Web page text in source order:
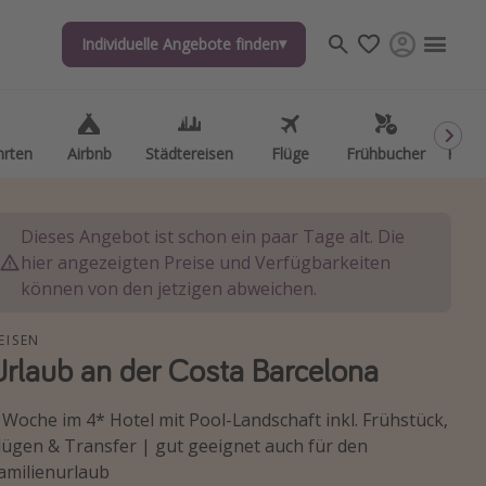
Individuelle Angebote finden
Airbnb Städtereisen Flüge Frühbucher
Dieses Angebot ist schon ein paar Tage alt. Die
hier angezeigten Preise und Verfügbarkeiten
können von den jetzigen abweichen.
an der Costa Barcelona
Woche im 4* Hotel mit Pool-Landschaft inkl. Frühstück,
& Transfer | gut geeignet auch für den